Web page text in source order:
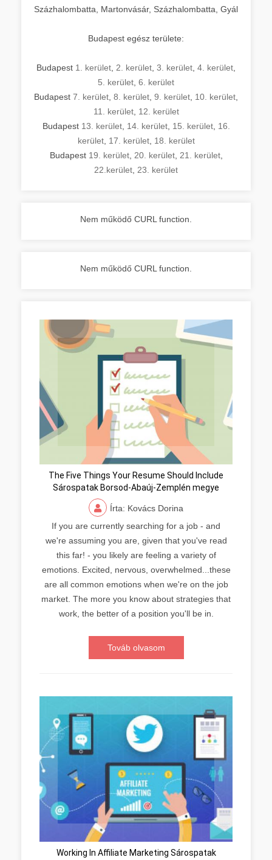
Százhalombatta, Martonvásár, Százhalombatta, Gyál
Budapest egész területe:
Budapest 1. kerület 2. kerület 3. kerület 4. kerület
5. kerület 6. kerület
Budapest 7. kerület 8. kerület 9. kerület 10. kerület
11. kerület, 12. kerület
Budapest 13. kerület, 14. kerület, 15. kerület, 16.
kerület, 17. kerület, 18. kerület
Budapest 19. kerület, 20. kerület, 21. kerület,
22.kerület 23. kerület
Nem működő CURL function.
Nem működő CURL function.
The Five Things Your Resume Should Include
Sárospatak Borsod-Abaúj-Zemplén megye
Írta: Kovács Dorina
If you are currently searching for a job - and
we're assuming you are, given that you've read
this far! - you likely are feeling a variety of
emotions. Excited, nervous, overwhelmed...these
are all common emotions when we're on the job
market. The more you know about strategies that
work, the better of a position you'll be in.
Továb olvasom
Working In Affiliate Marketing Sárospatak